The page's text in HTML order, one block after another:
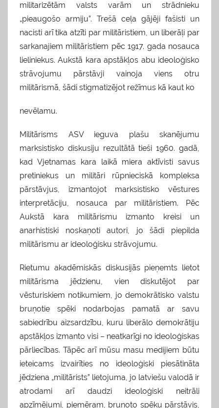
militarizētām valsts varām un strādnieku
„pieaugošo armiju”. Trešā ceļa gājēji fašisti un
nacisti arī tika atzīti par militāristiem, un liberāļi par
sarkanajiem militāristiem pēc 1917. gada nosauca
lieliniekus. Aukstā kara apstākļos abu ideoloģisko
strāvojumu pārstāvji vainoja viens otru
militārismā, šādi stigmatizējot režīmus kā kaut ko
nevēlamu.
Militārisms ASV ieguva plašu skanējumu
marksistisko diskusiju rezultātā tieši 1960. gadā,
kad Vjetnamas kara laikā miera aktīvisti savus
pretiniekus un militāri rūpnieciskā kompleksa
pārstāvjus, izmantojot marksistisko vēstures
interpretāciju, nosauca par militāristiem. Pēc
Aukstā kara militārismu izmanto kreisi un
anarhistiski noskaņoti autori, jo šādi piepilda
militārismu ar ideoloģisku strāvojumu.
Rietumu akadēmiskās diskusijās pieņemts lietot
militārisma jēdzienu, vien diskutējot par
vēsturiskiem notikumiem, jo demokrātisko valstu
bruņotie spēki nodarbojas pamatā ar savu
sabiedrību aizsardzību, kuru liberālo demokrātiju
apstākļos izmanto visi – neatkarīgi no ideoloģiskas
pārliecības. Tāpēc arī mūsu masu medijiem būtu
ieteicams izvairīties no ideoloģiski piesātināta
jēdziena „militārists” lietojuma, jo latviešu valodā ir
atrodami arī daudzi ideoloģiski neitrāli
apzīmējumi, piemēram, bruņoto spēku pārstāvis,